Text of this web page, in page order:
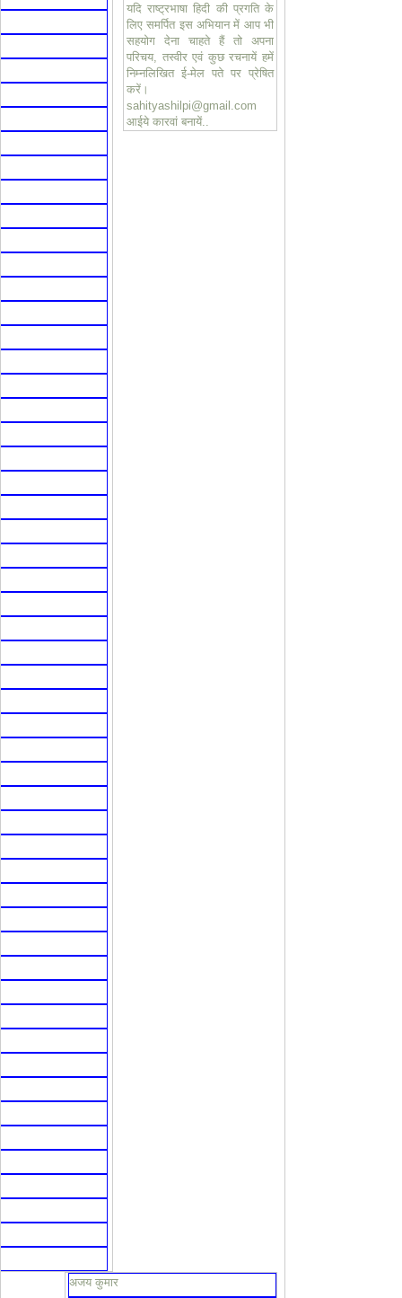
यदि राष्ट्रभाषा हिदी की प्रगति के
लिए समर्पित इस अभियान में आप भी
सहयोग देना चाहते हैं तो अपना
परिचय, तस्वीर एवं कुछ रचनायें हमें
निम्नलिखित ई-मेल पते पर प्रेषित
करें।
sahityashilpi@gmail.com
आईये कारवां बनायें..
अजय कुमार